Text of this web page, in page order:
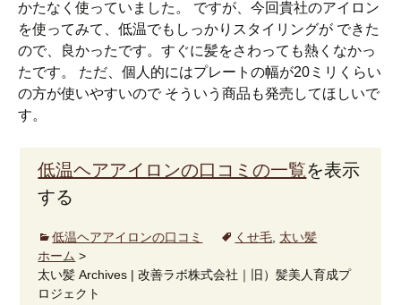
かたなく使っていました。 ですが、今回貴社のアイロン
を使ってみて、低温でもしっかりスタイリングが できた
ので、良かったです。すぐに髪をさわっても熱くなかっ
たです。 ただ、個人的にはプレートの幅が20ミリくらい
の方が使いやすいので そういう商品も発売してほしいで
す。
低温ヘアアイロンの口コミの一覧を表示
する
低温ヘアアイロンの口コミ くせ毛 太い髪
ホーム >
太い髪 Archives | 改善ラボ株式会社｜旧）髪美人育成プ
ロジェクト